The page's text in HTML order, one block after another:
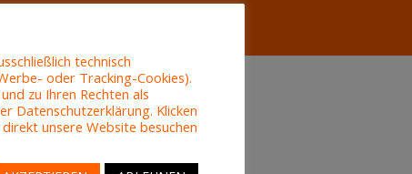
technisch
oder Tracking-Cookies).
zu Ihren Rechten als
Datenschutzerklärung. Klicken
direkt unsere Website besuchen